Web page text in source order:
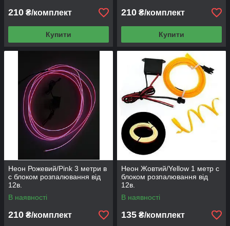
210 ₴/комплект
Купити
210 ₴/комплект
Купити
Неон Рожевий/Pink 3 метри в
c блоком розпалювання від
12в.
В наявності
210 ₴/комплект
Неон Жовтий/Yellow 1 метр c
блоком розпалювання від
12в.
В наявності
135 ₴/комплект